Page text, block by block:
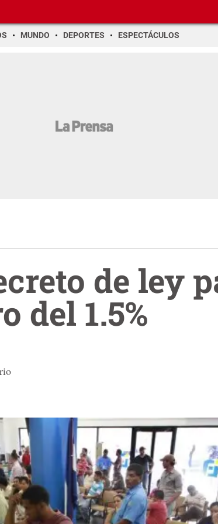
MUNDO DEPORTES ESPECTÁCULOS
de ley
del 1.5%